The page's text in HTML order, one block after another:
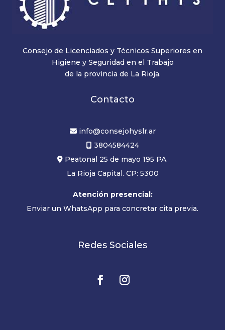
Consejo de Licenciados y Técnicos Superiores en
Higiene y Seguridad en el Trabajo
de la provincia de La Rioja.
Contacto
info@consejohyslr.ar
3804584424
Peatonal 25 de mayo 195 PA.
La Rioja Capital. CP: 5300
Atención presencial:
Enviar un WhatsApp para concretar cita previa.
Redes Sociales